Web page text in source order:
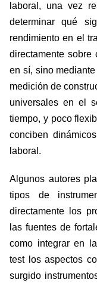
laboral, una vez
determinar qué
rendimiento en el
directamente
en sí, sino
medición de
universales en el
tiempo, y poco
conciben
laboral.
Algunos autores
tipos de
directamente los
las fuentes de
como integrar en
test los aspectos
surgido